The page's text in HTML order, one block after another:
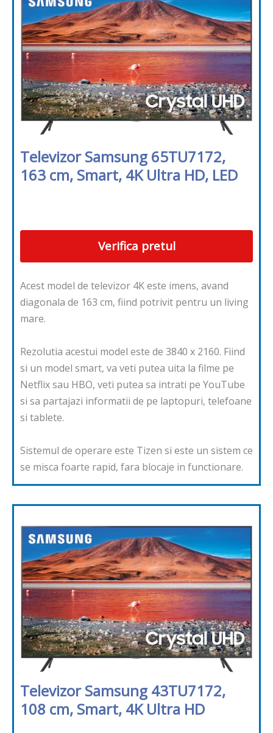
Televizor Samsung 65TU7172,
163 cm, Smart, 4K Ultra HD, LED
Verifica pretul
Acest model de televizor 4K este imens, avand
diagonala de 163 cm, fiind potrivit pentru un living
mare.
Rezolutia acestui model este de 3840 x 2160. Fiind
si un model smart, va veti putea uita la filme pe
Netflix sau HBO, veti putea sa intrati pe YouTube
si sa partajazi informatii de pe laptopuri, telefoane
si tablete.
Sistemul de operare este Tizen si este un sistem ce
se misca foarte rapid, fara blocaje in functionare.
Televizor Samsung 43TU7172,
108 cm, Smart, 4K Ultra HD